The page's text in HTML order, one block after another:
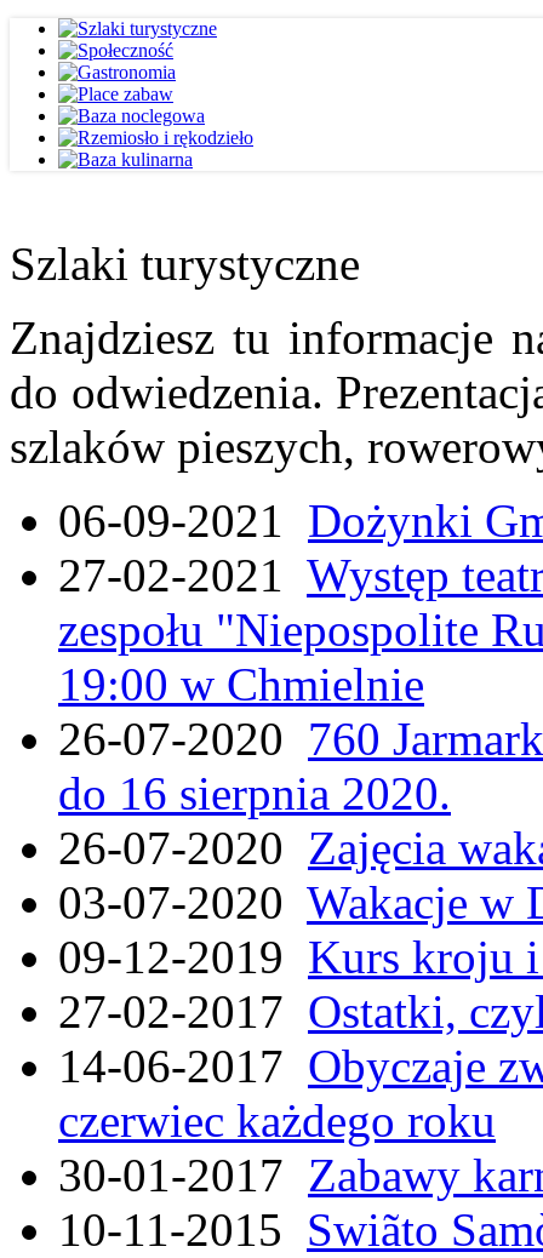
Szlaki turystyczne
Znajdziesz tu informacje
do odwiedzenia.
szlaków pieszych,
06-09-2021 Dożynki
27-02-2021 Występ
zespołu "Niepospolite
19:00 w Chmielnie
26-07-2020 760
do 16 sierpnia 2020.
26-07-2020 Zajęcia
03-07-2020 Wakacje w
09-12-2019 Kurs kroju i
27-02-2017 Ostatki,
14-06-2017 Obyczaje
czerwiec każdego roku
30-01-2017 Zabawy
10-11-2015 Swiãto